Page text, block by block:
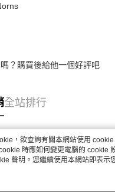
？購買後給他一個好評吧
全站排行
，欲查詢有關本網站使用
時應如何變更電腦的 cookie
聲明。您繼續使用本網站即表示
明使用 cookie。